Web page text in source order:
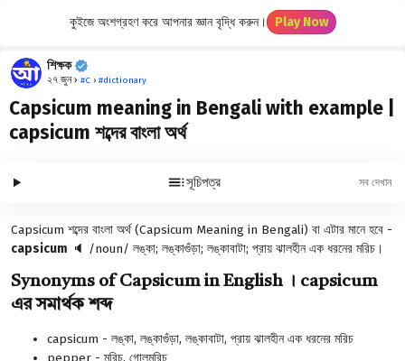
কুইজে অংশগ্রহণ করে আপনার জ্ঞান বৃদ্ধি করুন। Play Now
শিক্ষক
২৭ জুন › #C › #dictionary
Capsicum meaning in Bengali with example |
capsicum শব্দের বাংলা অর্থ
সূচিপত্র
Capsicum শব্দের বাংলা অর্থ (Capsicum Meaning in Bengali) বা এটার মানে হবে -
capsicum 🔈 /noun/ লঙ্কা; লঙ্কাগুঁড়া; লঙ্কাবাটা; প্রায় ঝালহীন এক ধরনের মরিচ।
Synonyms of Capsicum in English । capsicum
এর সমার্থক শব্দ
capsicum - লঙ্কা, লঙ্কাগুঁড়া, লঙ্কাবাটা, প্রায় ঝালহীন এক ধরনের মরিচ